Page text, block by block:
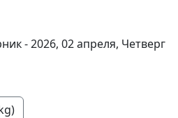
- 2026, 02 апреля, Четверг